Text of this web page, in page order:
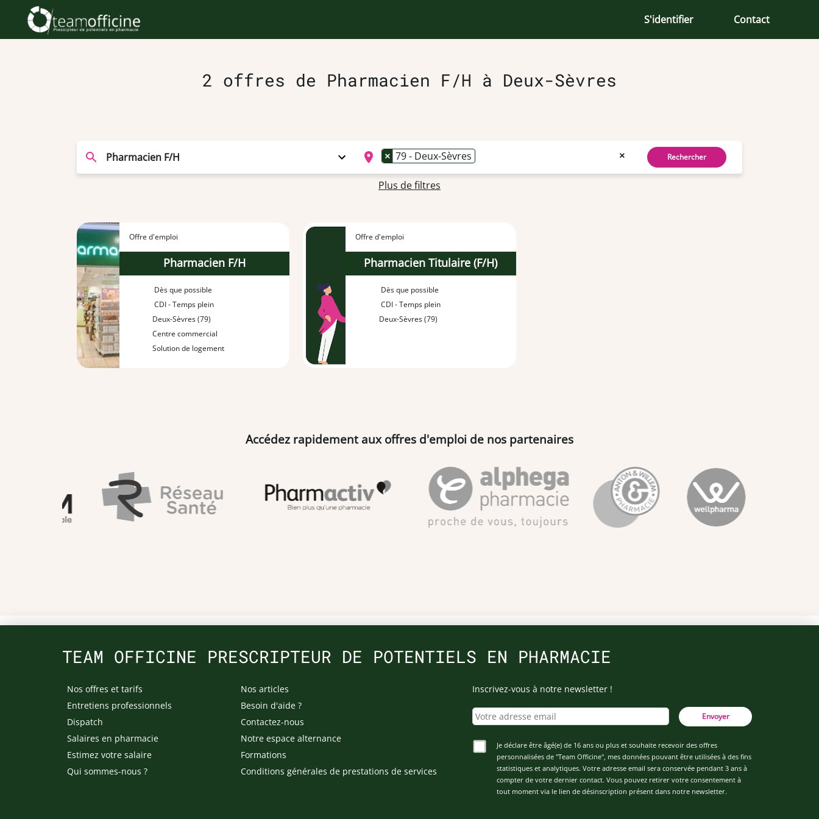
S'identifier Contact
2 offres de Pharmacien F/H à Deux-Sèvres
×
× 79 - Deux-Sèvres Rechercher
Plus de filtres
Offre d'emploi
Pharmacien F/H
Dès que possible
CDI - Temps plein
Deux-Sèvres (79)
Centre commercial
Solution de logement
Offre d'emploi
Pharmacien Titulaire (F/H)
Dès que possible
CDI - Temps plein
Deux-Sèvres (79)
Accédez rapidement aux offres d'emploi de nos partenaires
TEAM OFFICINE PRESCRIPTEUR DE POTENTIELS EN PHARMACIE
Nos offres et tarifs
Entretiens professionnels
Dispatch
Salaires en pharmacie
Estimez votre salaire
Qui sommes-nous ?
Nos articles
Besoin d'aide ?
Contactez-nous
Notre espace alternance
Formations
Conditions générales de prestations de services
Inscrivez-vous à notre newsletter !
Envoyer
Je déclare être âgé(e) de 16 ans ou plus et souhaite recevoir des offres
personnalisées de "Team Officine", mes données pouvant être utilisées à des fins
statistiques et analytiques. Votre adresse email sera conservée pendant 3 ans à
compter de votre dernier contact. Vous pouvez retirer votre consentement à
tout moment via le lien de désinscription présent dans notre newsletter.